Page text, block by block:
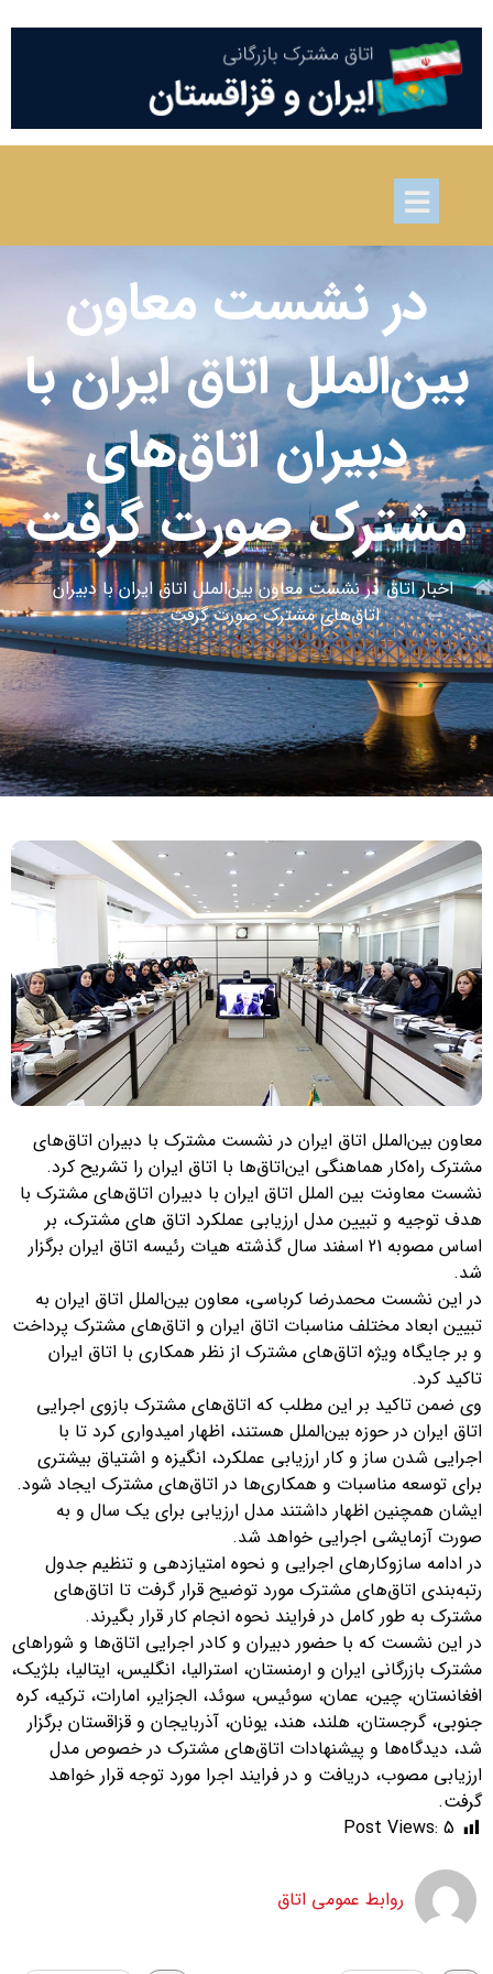
در نشست معاون
بین‌الملل اتاق ایران با
دبیران اتاق‌های
مشترک صورت گرفت
اخبار اتاق در نشست معاون بین‌الملل اتاق ایران با دبیران
اتاق‌های مشترک صورت گرفت
معاون بین‌الملل اتاق ایران در نشست مشترک با دبیران اتاق‌های
مشترک راه‌کار هماهنگی این‌اتاق‌ها با اتاق ایران را تشریح کرد.
نشست معاونت بین الملل اتاق ایران با دبیران اتاق‌های مشترک با
هدف توجیه و تبیین مدل ارزیابی عملکرد اتاق های مشترک، بر
اساس مصوبه 21 اسفند سال گذشته هیات رئیسه اتاق ایران برگزار
شد.
در این نشست محمدرضا کرباسی، معاون بین‌الملل اتاق ایران به
تبیین ابعاد مختلف مناسبات اتاق ایران و اتاق‌های مشترک پرداخت
و بر جایگاه ویژه اتاق‌های مشترک از نظر همکاری با اتاق ایران
تاکید کرد.
وی ضمن تاکید بر این مطلب که اتاق‌های مشترک بازوی اجرایی
اتاق ایران در حوزه بین‌الملل هستند، اظهار امیدواری کرد تا با
اجرایی شدن ساز و کار ارزیابی عملکرد، انگیزه و اشتیاق بیشتری
برای توسعه مناسبات و همکاری‌ها در اتاق‌های مشترک ایجاد شود.
ایشان همچنین اظهار داشتند مدل ارزیابی برای یک سال و به
صورت آزمایشی اجرایی خواهد شد.
در ادامه سازوکارهای اجرایی و نحوه امتیازدهی و تنظیم جدول
رتبه‌بندی اتاق‌های مشترک مورد توضیح قرار گرفت تا اتاق‌های
مشترک به طور کامل در فرایند نحوه انجام کار قرار بگیرند.
در این نشست که با حضور دبیران و کادر اجرایی اتاق‌ها و شوراهای
مشترک بازرگانی ایران و ارمنستان، استرالیا، انگلیس، ایتالیا، بلژیک،
افغانستان، چین، عمان، سوئیس، سوئد، الجزایر، امارات، ترکیه، کره
جنوبی، گرجستان، هلند، هند، یونان، آذربایجان و قزاقستان برگزار
شد، دیدگاه‌ها و پیشنهادات اتاق‌های مشترک در خصوص مدل
ارزیابی مصوب، دریافت و در فرایند اجرا مورد توجه قرار خواهد
گرفت.
Post Views: 5
روابط عمومی اتاق